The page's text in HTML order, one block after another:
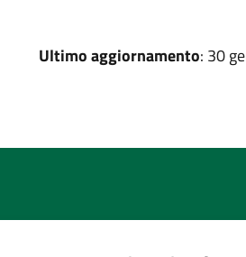
Ultimo aggiornamento: 30